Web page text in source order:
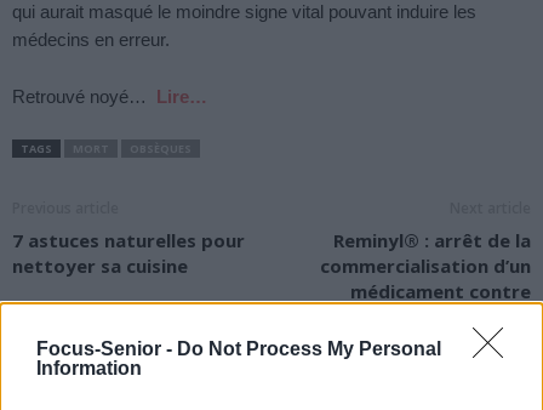
Focus-Senior - Do Not Process My Personal
Information
qui aurait masqué le moindre signe vital pouvant induire les
médecins en erreur.
Retrouvé noyé… Lire…
TAGS
7 astuces naturelles pour
nettoyer sa cuisine
Reminyl® : arrêt de la
commercialisation d’un
médicament contre